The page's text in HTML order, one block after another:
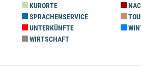
KURORTE
SPRACHENSERVICE
UNTERKÜNFTE
WIRTSCHAFT